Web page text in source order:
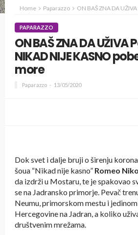
Home Paparazzo ON BAŠ ZNA DA UŽIVA Pobednik
PAPARAZZO
ON BAŠ ZNA DA UŽIVA
NIKAD NIJE KASNO
more
Paparazzo 13/05/2020
Dok svet i dalje bruji o širenju
šoua “Nikad nije kasno” Romeo
da izdrži u Mostaru, te je spakovao
se na Jadransko primorje. Pevač
Neumu, primorskom mestu i
Hercegovine na Jadran, a koliko
društvenim mrežama.